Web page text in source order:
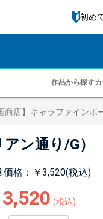
初め
作品から探す
商店】キャラファイン
ン通り/G）
価格：￥3,520(税込)
3,520 (税込)